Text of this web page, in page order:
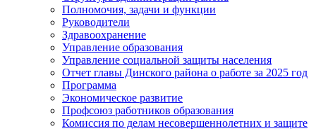
Полномочия, задачи и функции
Руководители
Здравоохранение
Управление образования
Управление социальной защиты населения
Отчет главы Динского района о работе за 2025 год
Программа
Экономическое развитие
Профсоюз работников образования
Комиссия по делам несовершеннолетних и защите